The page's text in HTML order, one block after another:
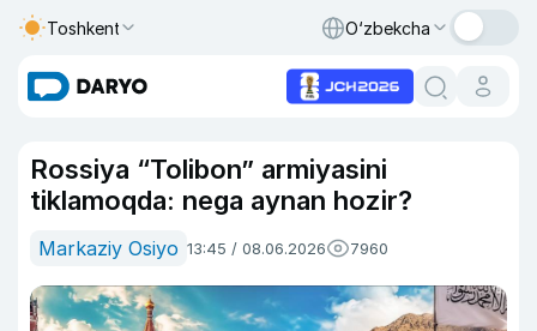
Toshkent O‘zbekcha
Rossiya “Tolibon” armiyasini
tiklamoqda: nega aynan hozir?
Markaziy Osiyo 13:45 / 08.06.2026 7960